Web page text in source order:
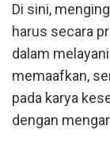
Di sini,
harus secara
dalam
memaafkan,
pada karya
dengan